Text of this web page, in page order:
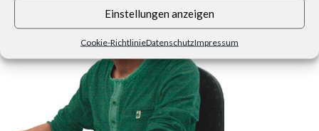
Einstellungen anzeigen
Cookie-RichtlinieDatenschutzImpressum